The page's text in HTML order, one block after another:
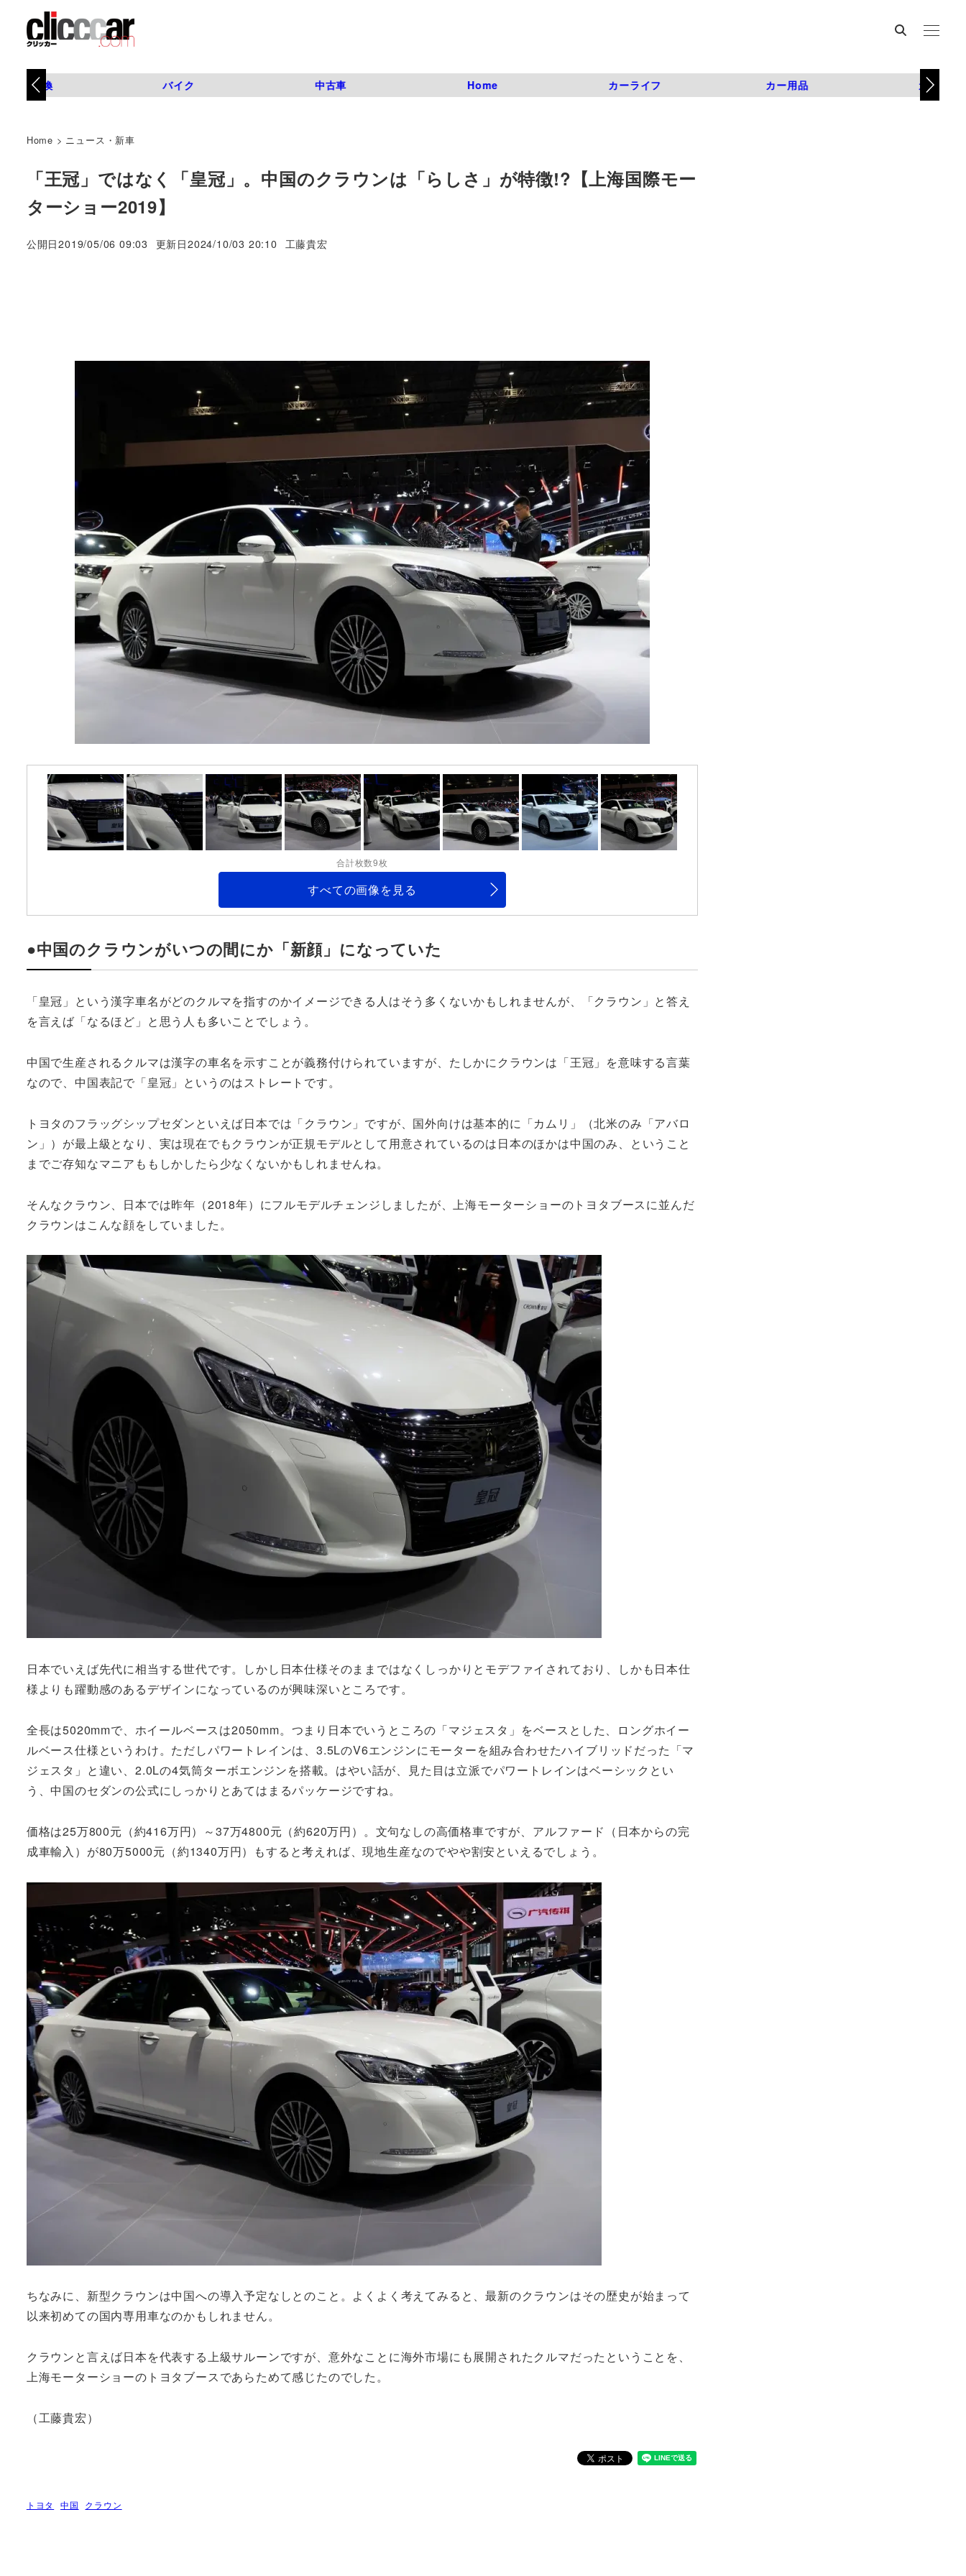
タイヤ交換 バイク 中古車 Home カーライフ カー用品 カスタム
Home > ニュース・新車
「王冠」ではなく「皇冠」。中国のクラウンは「らしさ」が特徴!?【上海国際モー
ターショー2019】
公開日2019/05/06 09:03 更新日2024/10/03 20:10
著
工藤貴宏
合計枚数9枚
すべての画像を見る
●中国のクラウンがいつの間にか「新顔」になっていた
「皇冠」という漢字車名がどのクルマを指すのかイメージできる人はそう多くないかもしれませんが、「クラウン」と答え
を言えば「なるほど」と思う人も多いことでしょう。
中国で生産されるクルマは漢字の車名を示すことが義務付けられていますが、たしかにクラウンは「王冠」を意味する言葉
なので、中国表記で「皇冠」というのはストレートです。
トヨタのフラッグシップセダンといえば日本では「クラウン」ですが、国外向けは基本的に「カムリ」（北米のみ「アバロ
ン」）が最上級となり、実は現在でもクラウンが正規モデルとして用意されているのは日本のほかは中国のみ、ということ
までご存知なマニアももしかしたら少なくないかもしれませんね。
そんなクラウン、日本では昨年（2018年）にフルモデルチェンジしましたが、上海モーターショーのトヨタブースに並んだ
クラウンはこんな顔をしていました。
日本でいえば先代に相当する世代です。しかし日本仕様そのままではなくしっかりとモデファイされており、しかも日本仕
様よりも躍動感のあるデザインになっているのが興味深いところです。
全長は5020mmで、ホイールベースは2050mm。つまり日本でいうところの「マジェスタ」をベースとした、ロングホイー
ルベース仕様というわけ。ただしパワートレインは、3.5LのV6エンジンにモーターを組み合わせたハイブリッドだった「マ
ジェスタ」と違い、2.0Lの4気筒ターボエンジンを搭載。はやい話が、見た目は立派でパワートレインはベーシックとい
う、中国のセダンの公式にしっかりとあてはまるパッケージですね。
価格は25万800元（約416万円）～37万4800元（約620万円）。文句なしの高価格車ですが、アルファード（日本からの完
成車輸入）が80万5000元（約1340万円）もすると考えれば、現地生産なのでやや割安といえるでしょう。
ちなみに、新型クラウンは中国への導入予定なしとのこと。よくよく考えてみると、最新のクラウンはその歴史が始まって
以来初めての国内専用車なのかもしれません。
クラウンと言えば日本を代表する上級サルーンですが、意外なことに海外市場にも展開されたクルマだったということを、
上海モーターショーのトヨタブースであらためて感じたのでした。
（工藤貴宏）
トヨタ 中国 クラウン